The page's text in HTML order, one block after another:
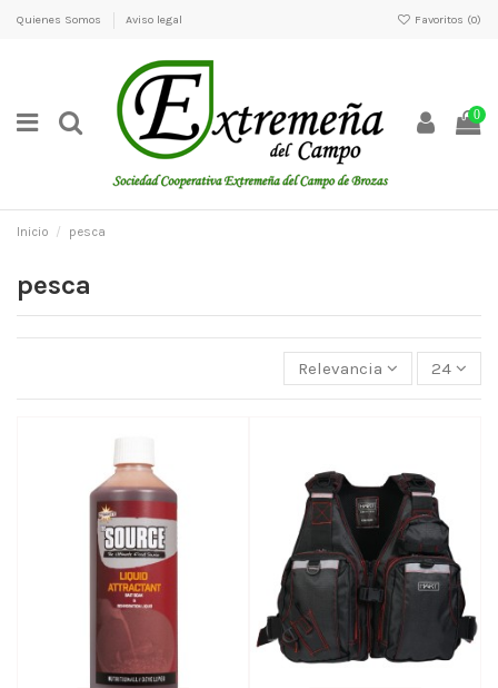
Quienes Somos Aviso legal Favoritos (0)
0
Inicio pesca
pesca
Relevancia 24